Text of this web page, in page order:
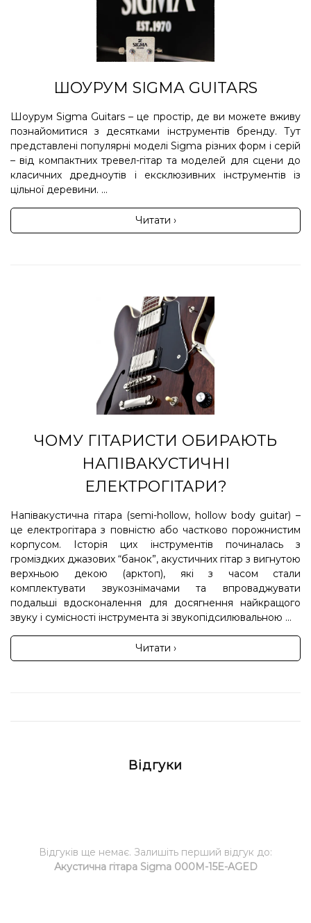
ШОУРУМ SIGMA GUITARS
Шоурум Sigma Guitars – це простір, де ви можете вживу
познайомитися з десятками інструментів бренду. Тут
представлені популярні моделі Sigma різних форм і серій
– від компактних тревел-гітар та моделей для сцени до
класичних дредноутів і ексклюзивних інструментів із
цільної деревини. ...
Читати ›
ЧОМУ ГІТАРИСТИ ОБИРАЮТЬ
НАПІВАКУСТИЧНІ
ЕЛЕКТРОГІТАРИ?
Напівакустична гітара (semi-hollow, hollow body guitar) –
це електрогітара з повністю або частково порожнистим
корпусом. Історія цих інструментів починалась з
громіздких джазових “банок”, акустичних гітар з вигнутою
верхньою декою (арктоп), які з часом стали
комплектувати звукознімачами та впроваджувати
подальші вдосконалення для досягнення найкращого
звуку і сумісності інструмента зі звукопідсилювальною ...
Читати ›
Відгуки
Відгуків ще немає. Залишіть перший відгук до:
Акустична гітара Sigma 000M-15E-AGED